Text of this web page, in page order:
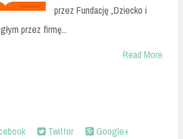
przez Fundację „Dziecko i
przez firmę...
Read More
Twitter
Google+